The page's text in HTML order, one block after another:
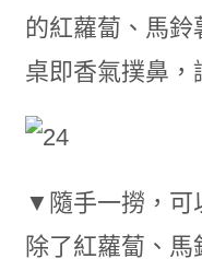
的紅蘿蔔、馬
桌即香氣撲鼻，
▼隨手一撈，可
除了紅蘿蔔、